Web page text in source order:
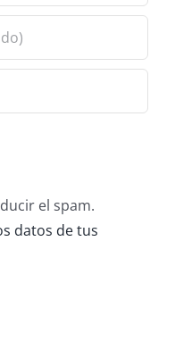
el spam.
datos de tus